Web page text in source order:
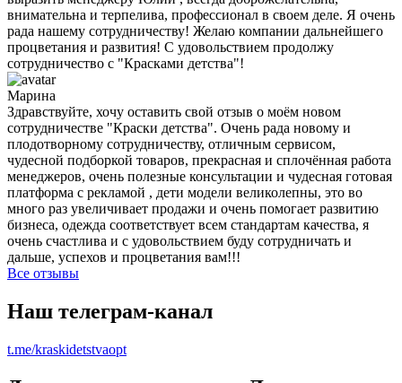
внимательна и терпелива, профессионал в своем деле. Я очень
рада нашему сотрудничеству! Желаю компании дальнейшего
процветания и развития! С удовольствием продолжу
сотрудничество с "Красками детства"!
Марина
Здравствуйте, хочу оставить свой отзыв о моём новом
сотрудничестве "Краски детства". Очень рада новому и
плодотворному сотрудничеству, отличным сервисом,
чудесной подборкой товаров, прекрасная и сплочённая работа
менеджеров, очень полезные консультации и чудесная готовая
платформа с рекламой , дети модели великолепны, это во
много раз увеличивает продажи и очень помогает развитию
бизнеса, одежда соответствует всем стандартам качества, я
очень счастлива и с удовольствием буду сотрудничать и
дальше, успехов и процветания вам!!!
Все отзывы
Наш телеграм-канал
t.me/kraskidetstvaopt